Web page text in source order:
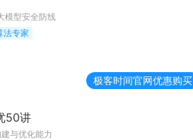
模型安全防线
法专家
极客时间官网优惠购买
50讲
与优化能力